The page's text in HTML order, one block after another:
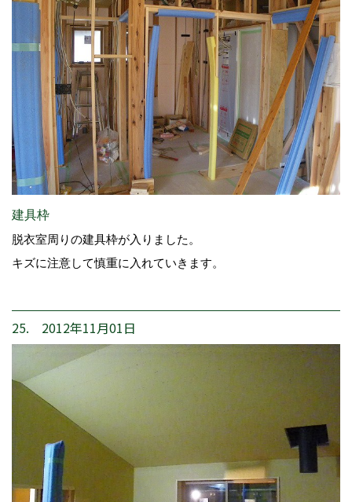
建具枠
脱衣室周りの建具枠が入りました。
キズに注意して慎重に入れていきます。
25. 2012年11月01日